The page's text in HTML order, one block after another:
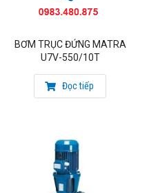
BƠM TRỤC ĐỨNG MATRA
U7V-550/10T
Đọc tiếp